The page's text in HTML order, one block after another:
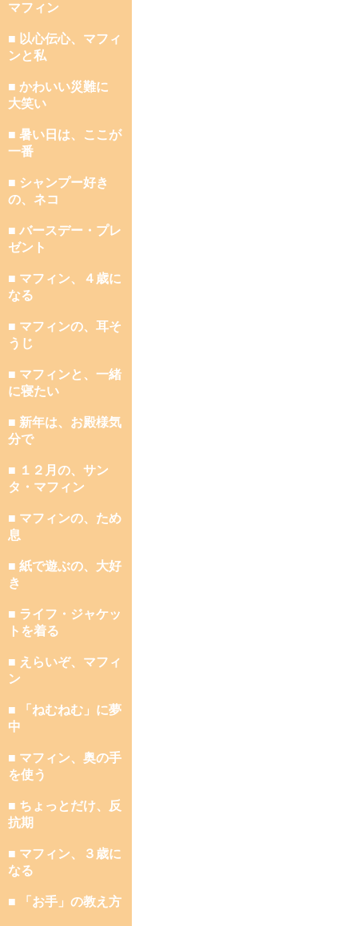
マフィン
■ 以心伝心、マフィ
ンと私
■ かわいい災難に
大笑い
■ 暑い日は、ここが
一番
■ シャンプー好き
の、ネコ
■ バースデー・プレ
ゼント
■ マフィン、４歳に
なる
■ マフィンの、耳そ
うじ
■ マフィンと、一緒
に寝たい
■ 新年は、お殿様気
分で
■ １２月の、サン
タ・マフィン
■ マフィンの、ため
息
■ 紙で遊ぶの、大好
き
■ ライフ・ジャケッ
トを着る
■ えらいぞ、マフィ
ン
■ 「ねむねむ」に夢
中
■ マフィン、奥の手
を使う
■ ちょっとだけ、反
抗期
■ マフィン、３歳に
なる
■ 「お手」の教え方